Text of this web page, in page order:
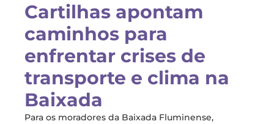
Cartilhas apontam
caminhos para
enfrentar crises de
transporte e clima na
Baixada
Para os moradores da Baixada Fluminense,